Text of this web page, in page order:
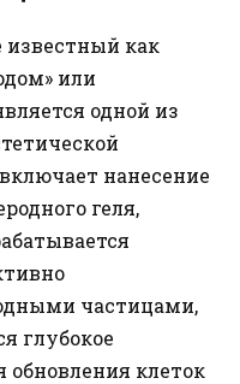
как
или
одной из
нанесение
геля,
частицами,
глубокое
клеток